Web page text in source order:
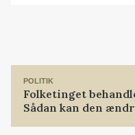
POLITIK
Folketinget
Sådan kan den